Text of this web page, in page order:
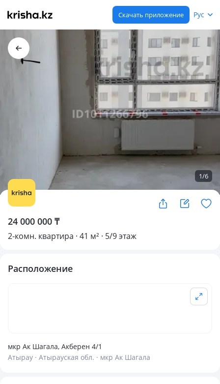
Скачать приложение Рус
1/6
24 000 000 ₸
2-комн. квартира · 41 м² · 5/9 этаж
Расположение
мкр Ак Шагала, Акберен 4/1
Атырау · Атырауская обл. · мкр Ак Шагала